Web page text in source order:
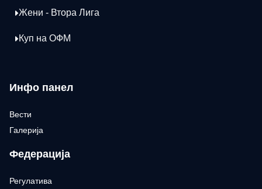
Жени - Втора Лига
Куп на ОФМ
Инфо панел
Вести
Галерија
Федерација
Регулатива